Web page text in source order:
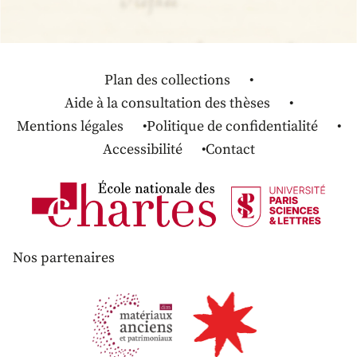
Plan des collections
Aide à la consultation des thèses
Mentions légales
Politique de confidentialité
Accessibilité
Contact
Nos partenaires